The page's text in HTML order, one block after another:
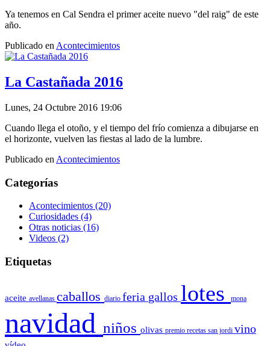
Ya tenemos en Cal Sendra el primer aceite nuevo "del raig" de este
año.
Publicado en Acontecimientos
La Castañada 2016
Lunes, 24 Octubre 2016 19:06
Cuando llega el otoño, y el tiempo del frío comienza a dibujarse en
el horizonte, vuelven las fiestas al lado de la lumbre.
Publicado en Acontecimientos
Categorías
Acontecimientos (20)
Curiosidades (4)
Otras noticias (16)
Videos (2)
Etiquetas
aceite avellanas caballos diario feria gallos lotes mona
navidad niños olivas premio recetas san jordi vino